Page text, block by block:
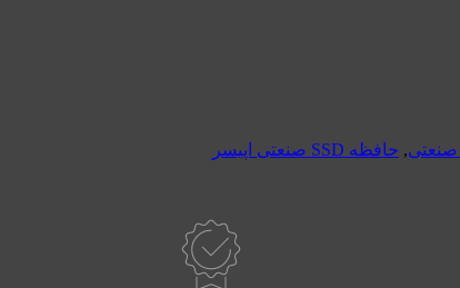
, حافظه SSD صنعتی اپیسر